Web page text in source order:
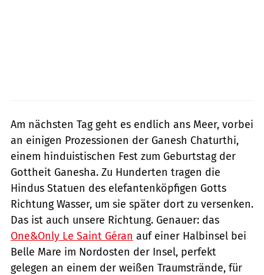
Am nächsten Tag geht es endlich ans Meer, vorbei
an einigen Prozessionen der Ganesh Chaturthi,
einem hinduistischen Fest zum Geburtstag der
Gottheit Ganesha. Zu Hunderten tragen die
Hindus Statuen des elefantenköpfigen Gotts
Richtung Wasser, um sie später dort zu versenken.
Das ist auch unsere Richtung. Genauer: das
One&Only Le Saint Géran auf einer Halbinsel bei
Belle Mare im Nordosten der Insel, perfekt
gelegen an einem der weißen Traumstrände, für